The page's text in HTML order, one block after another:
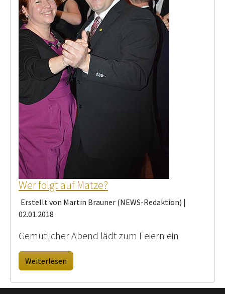
Wer folgt auf Matze?
Erstellt von Martin Brauner (NEWS-Redaktion) |
02.01.2018
Gemütlicher Abend lädt zum Feiern ein
Weiterlesen